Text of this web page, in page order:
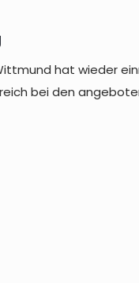
hat wieder
bei den